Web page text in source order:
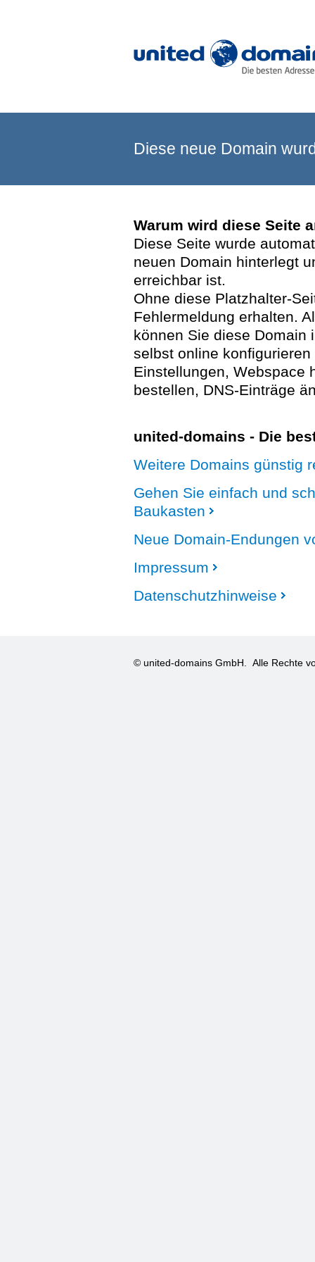
Diese neue Domain
Warum wird diese Seite
Diese Seite wurde
neuen Domain hinterlegt
erreichbar ist.
Ohne diese Platzhalter-
Fehlermeldung erhalten.
können Sie diese Domain
selbst online
Einstellungen, Webspace
bestellen, DNS-Einträge
united-domains - Die
Weitere Domains günstig
Gehen Sie einfach und
Baukasten
Neue Domain-Endungen
Impressum
Datenschutzhinweise
© united-domains GmbH. Alle Rechte